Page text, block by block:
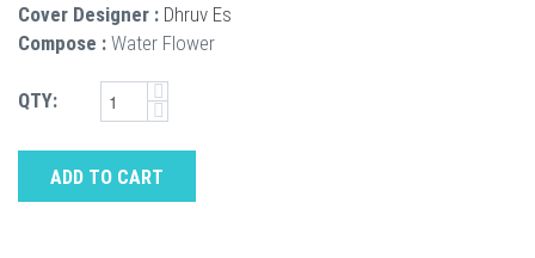
Cover Designer : Dhruv Es
Compose : Water Flower
QTY:
ADD TO CART